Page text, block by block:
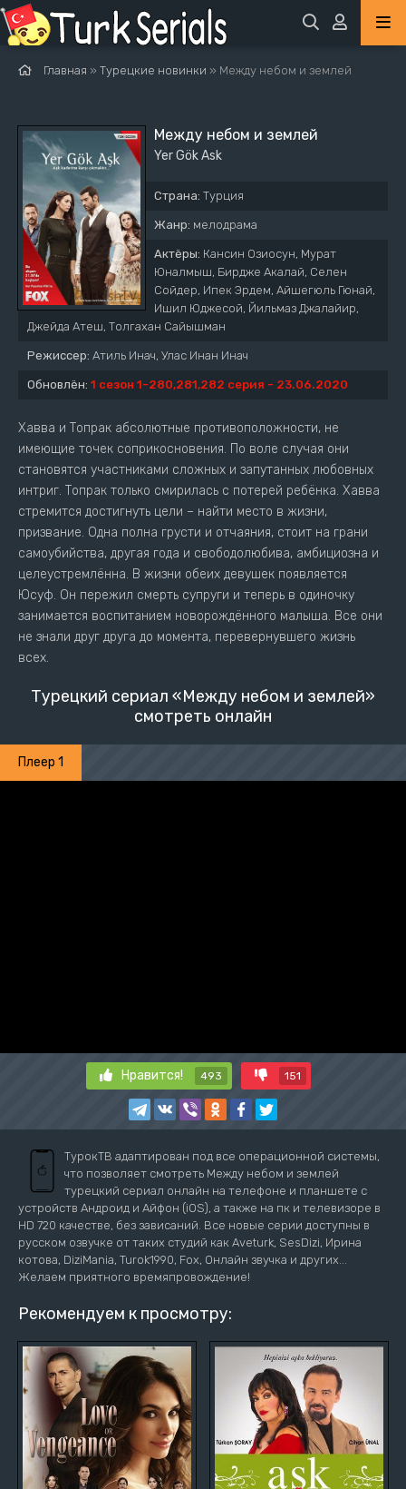
Главная » Турецкие новинки » Между небом и землей
Между небом и землей
Yer Gök Ask
Страна: Турция
Жанр: мелодрама
Актёры: Кансин Озиосун, Мурат
Юналмыш, Бирдже Акалай, Селен
Сойдер, Ипек Эрдем, Айшегюль Гюнай,
Ишил Юджесой, Йильмаз Джалайир,
Джейда Атеш, Толгахан Сайышман
Режиссер: Атиль Инач, Улас Инан Инач
Обновлён: 1 сезон 1-280,281,282 серия - 23.06.2020
Хавва и Топрак абсолютные противоположности, не
имеющие точек соприкосновения. По воле случая они
становятся участниками сложных и запутанных любовных
интриг. Топрак только смирилась с потерей ребёнка. Хавва
стремится достигнуть цели – найти место в жизни,
призвание. Одна полна грусти и отчаяния, стоит на грани
самоубийства, другая года и свободолюбива, амбициозна и
целеустремлённа. В жизни обеих девушек появляется
Юсуф. Он пережил смерть супруги и теперь в одиночку
занимается воспитанием новорождённого малыша. Все они
не знали друг друга до момента, перевернувшего жизнь
всех.
Турецкий сериал «Между небом и землей»
смотреть онлайн
Плеер 1
Нравится! 493 151
ТурокТВ адаптирован под все операционной системы,
что позволяет смотреть Между небом и землей
турецкий сериал онлайн на телефоне и планшете с
устройств Андроид и Айфон (iOS), а также на пк и телевизоре в
HD 720 качестве, без зависаний. Все новые серии доступны в
русском озвучке от таких студий как Aveturk, SesDizi, Ирина
котова, DiziMania, Turok1990, Fox, Онлайн звучка и других...
Желаем приятного времяпровождение!
Рекомендуем к просмотру: